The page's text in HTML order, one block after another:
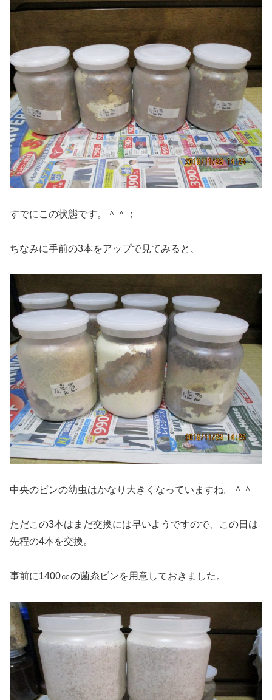
すでにこの状態です。＾＾；
ちなみに手前の3本をアップで見てみると、
中央のビンの幼虫はかなり大きくなっていますね。＾＾
ただこの3本はまだ交換には早いようですので、この日は
先程の4本を交換。
事前に1400㏄の菌糸ビンを用意しておきました。